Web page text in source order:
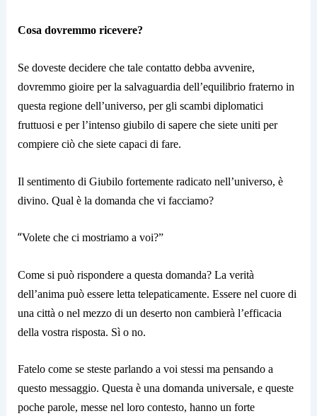
Cosa dovremmo ricevere?
Se doveste decidere che tale contatto debba avvenire,
dovremmo gioire per la salvaguardia dell’equilibrio fraterno in
questa regione dell’universo, per gli scambi diplomatici
fruttuosi e per l’intenso giubilo di sapere che siete uniti per
compiere ciò che siete capaci di fare.
Il sentimento di Giubilo fortemente radicato nell’universo, è
divino. Qual è la domanda che vi facciamo?
“Volete che ci mostriamo a voi?”
Come si può rispondere a questa domanda? La verità
dell’anima può essere letta telepaticamente. Essere nel cuore di
una città o nel mezzo di un deserto non cambierà l’efficacia
della vostra risposta. Sì o no.
Fatelo come se steste parlando a voi stessi ma pensando a
questo messaggio. Questa è una domanda universale, e queste
poche parole, messe nel loro contesto, hanno un forte